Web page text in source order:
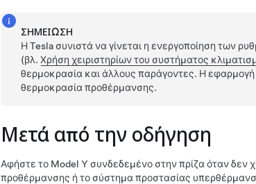
ΣΗΜΕΊΩΣΗ
Η Tesla συνιστά να γίνεται η ενεργοποίηση των
(βλ.Χρήση χειριστηρίων του συστήματος
θερμοκρασία και άλλους παράγοντες. Η εφαρμογή
θερμοκρασία προθέρμανσης.
Μετά από την οδήγηση
Αφήστε το Model Y συνδεδεμένο στην πρίζα όταν δεν
προθέρμανσης ή το σύστημα προστασίας